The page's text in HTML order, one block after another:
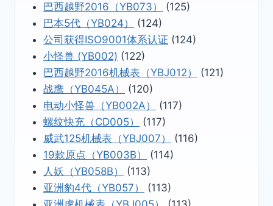
巴西越野2016（YB073）
(125)
巴本5代（YB024）
(124)
公司获得ISO9001体系认证 (124)
小怪兽 (YB002) (122)
巴西越野2016机械表（YBJ012）
(121)
战鹰（YB045A）
(120)
电动小怪兽（YB002A）
(117)
螺纹快充（CD005）
(117)
威武125机械表（YBJ007）
(116)
19款原点（YB003B）
(114)
人妖（YB058B）
(113)
亚洲豹4代（YB057）
(113)